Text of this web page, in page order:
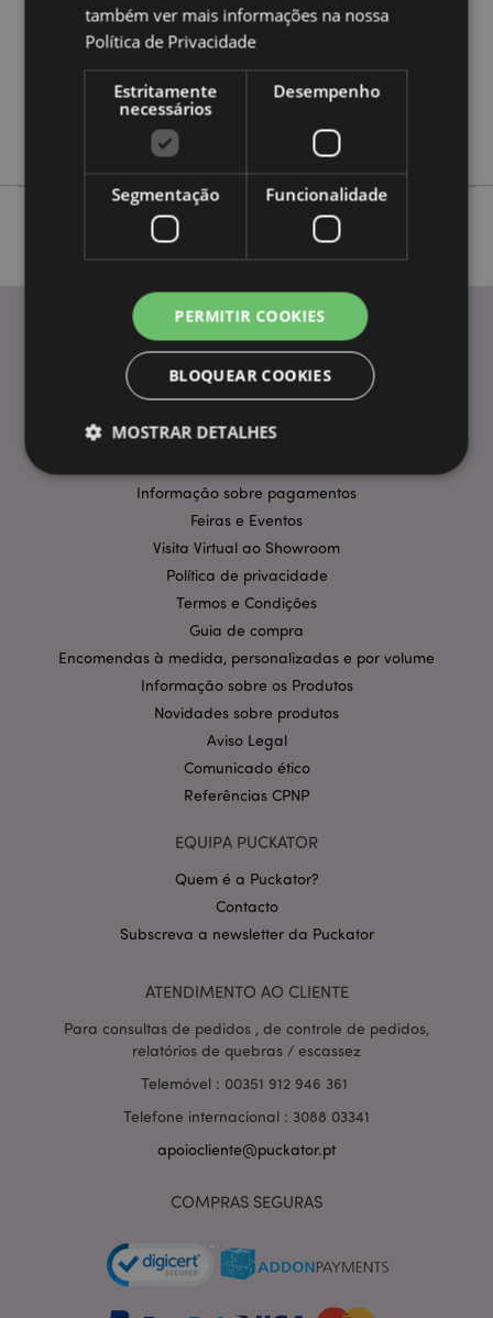
144
0.040000
Não
INFORMAÇÃO
Entregas e Envios
Informação sobre pagamentos
Feiras e Eventos
Visita Virtual ao Showroom
Política de privacidade
Termos e Condições
Guia de compra
Encomendas à medida, personalizadas e por volume
Informação sobre os Produtos
Novidades sobre produtos
Aviso Legal
Comunicado ético
Referências CPNP
EQUIPA PUCKATOR
Quem é a Puckator?
Contacto
Subscreva a newsletter da Puckator
ATENDIMENTO AO CLIENTE
Para consultas de pedidos , de controle de pedidos,
relatórios de quebras / escassez
Telemóvel : 00351 912 946 361
Telefone internacional : 3088 03341
apoiocliente@puckator.pt
COMPRAS SEGURAS
também ver mais informações na nossa
Política de Privacidade
Estritamente
necessários
Desempenho
Segmentação Funcionalidade
PERMITIR COOKIES
BLOQUEAR COOKIES
MOSTRAR DETALHES
Estritamente necessários
Desempenho
Segmentação
Funcionalidade
Os cookies estritamente necessários permitem
funcionalidades centrais do website, tais como login
de utilizador e gestão de conta. O sítio web não
pode ser utilizado correctamente sem os cookies
estritamente necessários.
Provider
CookieScriptConsent
mage-cache-storage-section-
Adobe Inc.